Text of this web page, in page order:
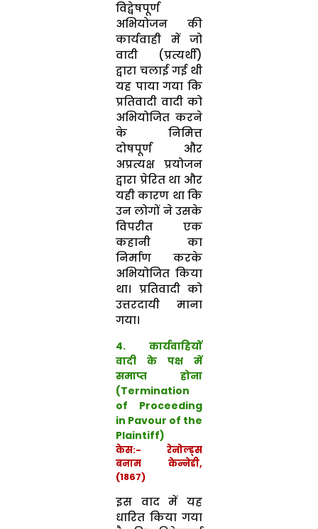
विद्वेषपूर्ण
अभियोजन की
कार्यवाही में जो
वादी (प्रत्यर्थी)
द्वारा चलाई गई थी
यह पाया गया कि
प्रतिवादी वादी को
अभियोजित करने
के निमित्त
दोषपूर्ण और
अप्रत्यक्ष प्रयोजन
द्वारा प्रेरित था और
यही कारण था कि
उन लोगों ने उसके
विपरीत एक
कहानी का
निर्माण करके
अभियोजित किया
था। प्रतिवादी को
उत्तरदायी माना
गया।
4. कार्यवाहियों
वादी के पक्ष में
समाप्त होना
(Termination
of Proceeding
in Pavour of the
Plaintiff)
केस:- रेनोल्ड्स
बनाम केन्नेडी,
(1867)
इस वाद में यह
धारित किया गया